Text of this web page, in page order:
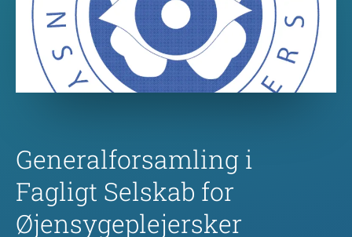
Generalforsamling i
Fagligt Selskab for
Øjensygeplejersker